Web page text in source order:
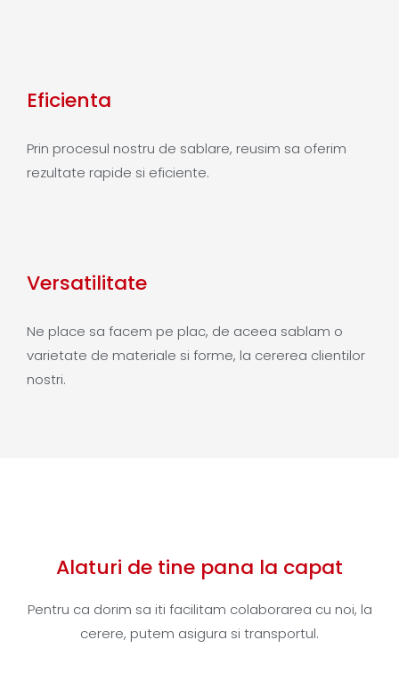
Eficienta
Prin procesul nostru de sablare, reusim sa oferim
rezultate rapide si eficiente.
Versatilitate
Ne place sa facem pe plac, de aceea sablam o
varietate de materiale si forme, la cererea clientilor
nostri.
Alaturi de tine pana la capat
Pentru ca dorim sa iti facilitam colaborarea cu noi, la
cerere, putem asigura si transportul.